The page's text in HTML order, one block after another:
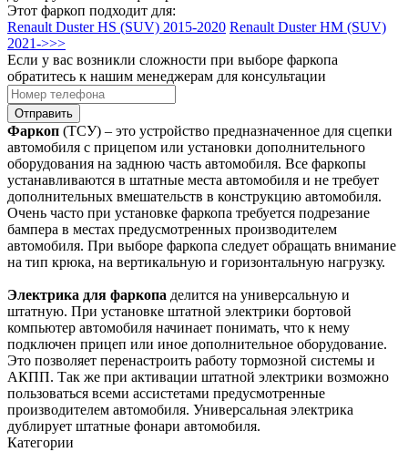
Этот фаркоп подходит для:
Renault Duster HS (SUV) 2015-2020 Renault Duster HM (SUV)
2021->>>
Если у вас возникли сложности при выборе фаркопа
обратитесь к нашим менеджерам для консультации
Отправить
Фаркоп (ТСУ) – это устройство предназначенное для сцепки
автомобиля с прицепом или установки дополнительного
оборудования на заднюю часть автомобиля. Все фаркопы
устанавливаются в штатные места автомобиля и не требует
дополнительных вмешательств в конструкцию автомобиля.
Очень часто при установке фаркопа требуется подрезание
бампера в местах предусмотренных производителем
автомобиля. При выборе фаркопа следует обращать внимание
на тип крюка, на вертикальную и горизонтальную нагрузку.
Электрика для фаркопа делится на универсальную и
штатную. При установке штатной электрики бортовой
компьютер автомобиля начинает понимать, что к нему
подключен прицеп или иное дополнительное оборудование.
Это позволяет перенастроить работу тормозной системы и
АКПП. Так же при активации штатной электрики возможно
пользоваться всеми ассистетами предусмотренные
производителем автомобиля. Универсальная электрика
дублирует штатные фонари автомобиля.
Категории